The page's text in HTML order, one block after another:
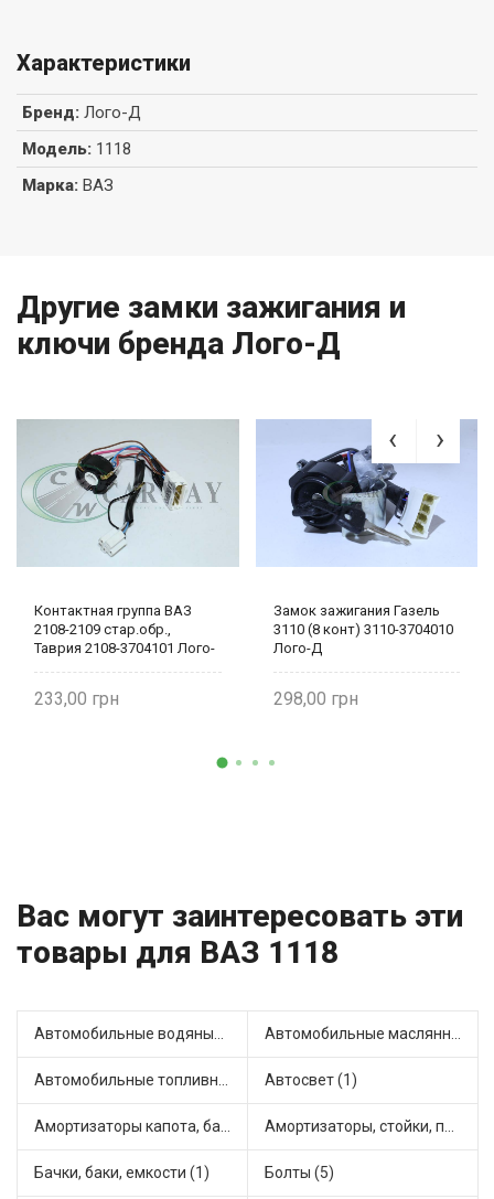
Характеристики
Бренд: Лого-Д
Модель: 1118
Марка: ВАЗ
Другие замки зажигания и
ключи бренда Лого-Д
Контактная группа ВАЗ
2108-2109 стар.обр.,
Таврия 2108-3704101 Лого-
233,00
Замок зажигания Газель
3110 (8 конт) 3110-3704010
Лого-Д
298,00
Вас могут заинтересовать эти
товары для ВАЗ 1118
Автомобильные водяные насосы (5) Автомобильные маслянные насосы (1)
Автомобильные топливные насосы (4) Автосвет (1)
Амортизаторы капота, багажника (4) Амортизаторы, стойки, подушки стоек (23)
Бачки, баки, емкости (1) Болты (5)